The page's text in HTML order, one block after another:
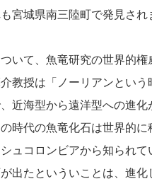
宮城県南三陸町で発見され
いて、魚竜研究の世界的
教授は「ノーリアンとい
近海型から遠洋型への進
時代の魚竜化石は世界的
ュコロンビアから知られ
出たといういことは、進